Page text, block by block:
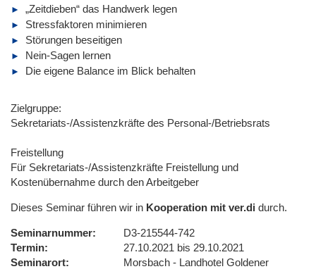
„Zeitdieben“ das Handwerk legen
Stressfaktoren minimieren
Störungen beseitigen
Nein-Sagen lernen
Die eigene Balance im Blick behalten
Zielgruppe:
Sekretariats-/Assistenzkräfte des Personal-/Betriebsrats
Freistellung
Für Sekretariats-/Assistenzkräfte Freistellung und
Kostenübernahme durch den Arbeitgeber
Dieses Seminar führen wir in Kooperation mit ver.di durch.
Seminarnummer
D3-215544-742
Termin
27.10.2021 bis 29.10.2021
Seminarort
Morsbach - Landhotel Goldener